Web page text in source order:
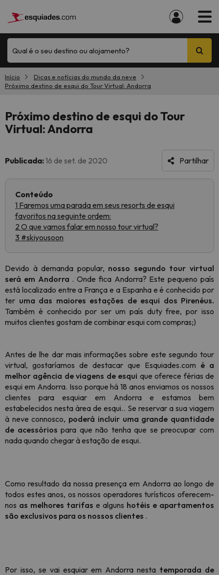
Qual é o seu destino ou alojamento?
Início
Dicas e notícias do mundo da neve
Próximo destino de esqui do Tour Virtual: Andorra
Próximo destino de esqui do Tour
Virtual: Andorra
Publicada:16 de set. de 2020 Partilhar
Conteúdo
1 Faremos uma parada em seus resorts de esqui
favoritos na seguinte ordem:
2 O que vamos falar em nosso tour virtual?
3 #skiyousoon
Devido à demanda popular, nosso segundo tour virtual
será em Andorra . Onde fica Andorra? Este pequeno país
está localizado entre a França e a Espanha e é conhecido por
ter uma das maiores estações de esqui dos Pirenéus.
Também é conhecido por ser um país duty free, por isso
muitos clientes gostam de combinar esqui com compras;)
Antes de lhe dar mais informações sobre este segundo tour
virtual, gostaríamos de destacar que Esquiades.com é a
melhor agência de viagens de esqui que oferece férias de
esqui em Andorra. Isso porque há 18 anos enviamos os nossos
clientes para esquiar em Andorra e estamos bem
estabelecidos nesta área de esqui.. Se reservar a sua viagem
à neve connosco, poderá incluir uma grande quantidade
de acessórios para que não tenha que se preocupar com
nada quando chegar à estação de esqui.
Como resultado da nossa presença em Andorra ao longo de
todos estes anos, os nossos operadores turísticos oferecem-
nos as melhores tarifas e alguns hotéis e apartamentos
são exclusivos para os nossos clientes .
Por isso, se vai esquiar em Andorra nesta temporada de